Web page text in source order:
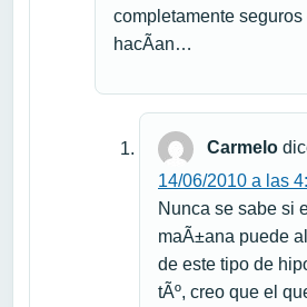
completamente
hacÃ­an…
Carmelo
14/06/2010 a las
Nunca se sabe si
maÃ±ana puede
de este tipo de
tÃº, creo que el